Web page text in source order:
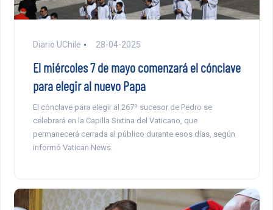
Diario UChile 28-04-2025
El miércoles 7 de mayo comenzará el cónclave
para elegir al nuevo Papa
El cónclave para elegir al 267º sucesor de Pedro se
celebrará en la Capilla Sixtina del Vaticano, que
permanecerá cerrada al público durante esos días, según
informó Vatican News.